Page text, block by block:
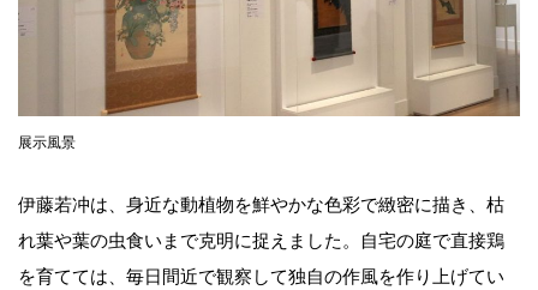
展示風景
伊藤若冲は、身近な動植物を鮮やかな色彩で緻密に描き、枯
れ葉や葉の虫食いまで克明に捉えました。自宅の庭で直接鶏
を育てては、毎日間近で観察して独自の作風を作り上げてい